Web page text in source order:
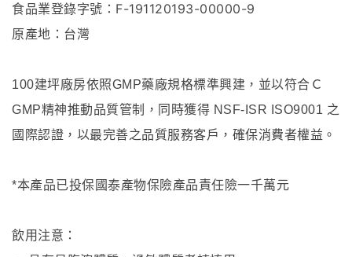
食品業登錄字號：F-191120193-00000-9
原產地：台灣
100建坪廠房依照GMP藥廠規格標準興建，並以符合Ｃ
GMP精神推動品質管制，同時獲得 NSF-ISR ISO9001 之
國際認證，以最完善之品質服務客戶，確保消費者權益。
*本產品已投保國泰產物保險產品責任險一千萬元
飲用注意：